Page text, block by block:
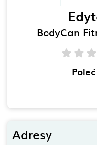
BodyCan
Adresy